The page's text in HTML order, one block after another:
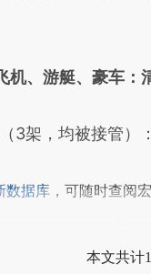
机、游艇、豪车：
架，均被接管）
数据库 ，可随时查阅
本文共计